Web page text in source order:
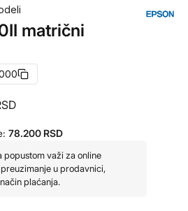
matrični
78.200 RSD
popustom važi za online
u prodavnici,
plaćanja.